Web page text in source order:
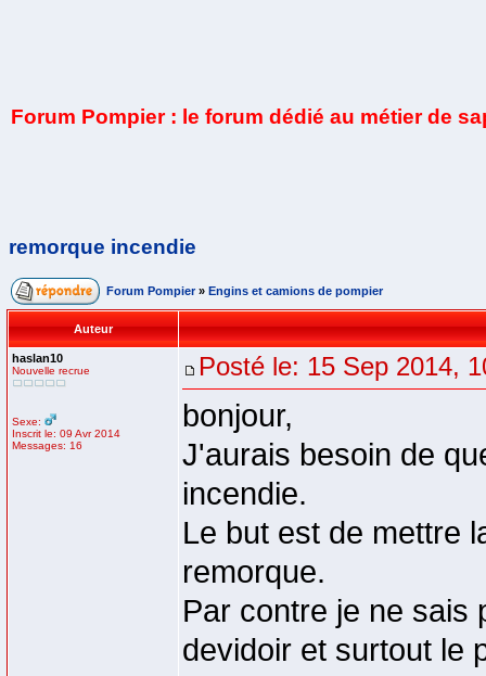
Forum Pompier : le forum dédié au métier de
remorque incendie
Forum Pompier » Engins et camions de pompier
Auteur
haslan10
Nouvelle recrue
Sexe:
Inscrit le: 09 Avr 2014
Messages: 16
Posté le: 15 Sep 2014,
bonjour,
J'aurais besoin de
incendie.
Le but est de mettre
remorque.
Par contre je ne sais
devidoir et surtout le